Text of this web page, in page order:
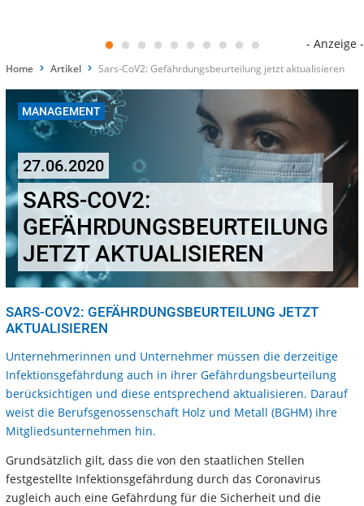
- Anzeige -
Home Artikel Sars-CoV2: Gefährdungsbeurteilung jetzt aktualisieren
MANAGEMENT
27.06.2020
SARS-COV2:
GEFÄHRDUNGSBEURTEILUNG
JETZT AKTUALISIEREN
SARS-COV2: GEFÄHRDUNGSBEURTEILUNG JETZT
AKTUALISIEREN
Unternehmerinnen und Unternehmer müssen die derzeitige
Infektionsgefährdung auch in ihrer Gefährdungsbeurteilung
berücksichtigen und diese entsprechend aktualisieren. Darauf
weist die Berufsgenossenschaft Holz und Metall (BGHM) ihre
Mitgliedsunternehmen hin.
Grundsätzlich gilt, dass die von den staatlichen Stellen
festgestellte Infektionsgefährdung durch das Coronavirus
zugleich auch eine Gefährdung für die Sicherheit und die